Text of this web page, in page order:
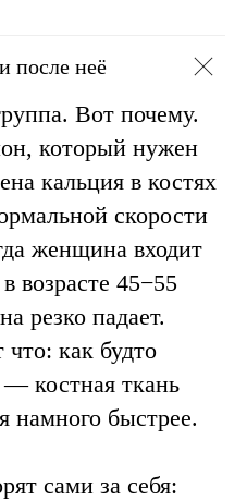
после неё
Вот почему.
который нужен
кальция в костях
скорости
женщина входит
возрасте 45−55
резко падает.
как будто
костная ткань
намного быстрее.
сами за себя: